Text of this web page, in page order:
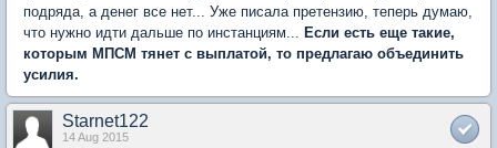
подряда, а денег все нет... Уже писала претензию, теперь думаю,
что нужно идти дальше по инстанциям... Если есть еще такие,
которым МПСМ тянет с выплатой, то предлагаю объединить
усилия.
Starnet122
14 Aug 2015